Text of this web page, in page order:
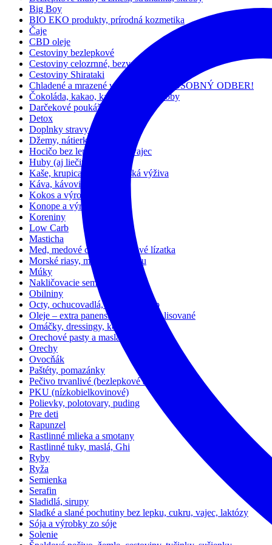
Big Boy
BIO EKO produkty, prírodná kozmetika
Čaje
CBD oleje
Cestoviny bezlepkové
Cestoviny celozrnné, bezvaječné
Cestoviny Shirataki
Chladené a mrazené výrobky – LEN OSOBNÝ ODBER!
Čokoláda, kakao, karob, kakaové bôby
Darčekové poukážky
Detox
Doplnky stravy
Džemy, nátierky a dezerty
Hocičo bez lepku, mlieka, vajec
Huby (aj liečivé)
Kaše, krupica, müsli a detská výživa
Káva, kávovinóvé nápoje
Kokos a výrobky z neho
Konope a výrobky z neho
Koreniny
Low Carb
Masticha
Med, medové cukríky, medové lízatka
Morské riasy, miso, ume, kuzu
Múky
Nakličovacie semienka
Obilniny
Octy, ochucovadlá, bujóny, kečup
Oleje – extra panenské, za studena lisované
Omáčky, dressingy, konzervy
Orechové pasty a maslá
Orechy
Ovocňák
Paštéty, pomazánky
Pečivo trvanlivé (bezlepkové aj lepkové)
PKU (nízkobielkovinové)
Polievky, polotovary, puding
Pre deti
Rapunzel
Rastlinné mlieka a smotany
Rastlinné tuky, maslá, Ghi
Ryby
Ryža
Semienka
Serafin
Sladidlá, sirupy
Sladké a slané pochutiny bez lepku, cukru, vajec, laktózy
Sója a výrobky zo sóje
Solenie